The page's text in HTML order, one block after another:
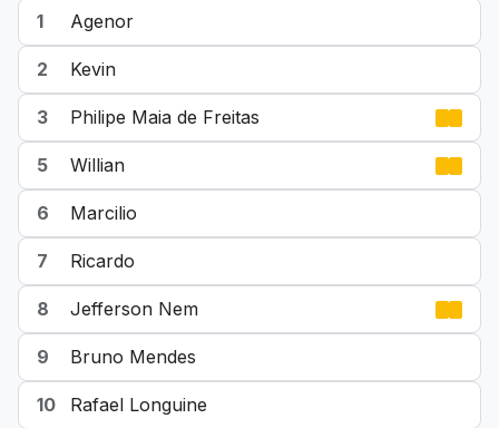
1 Agenor
2 Kevin
3 Philipe Maia de Freitas
5 Willian
6 Marcilio
7 Ricardo
8 Jefferson Nem
9 Bruno Mendes
10 Rafael Longuine